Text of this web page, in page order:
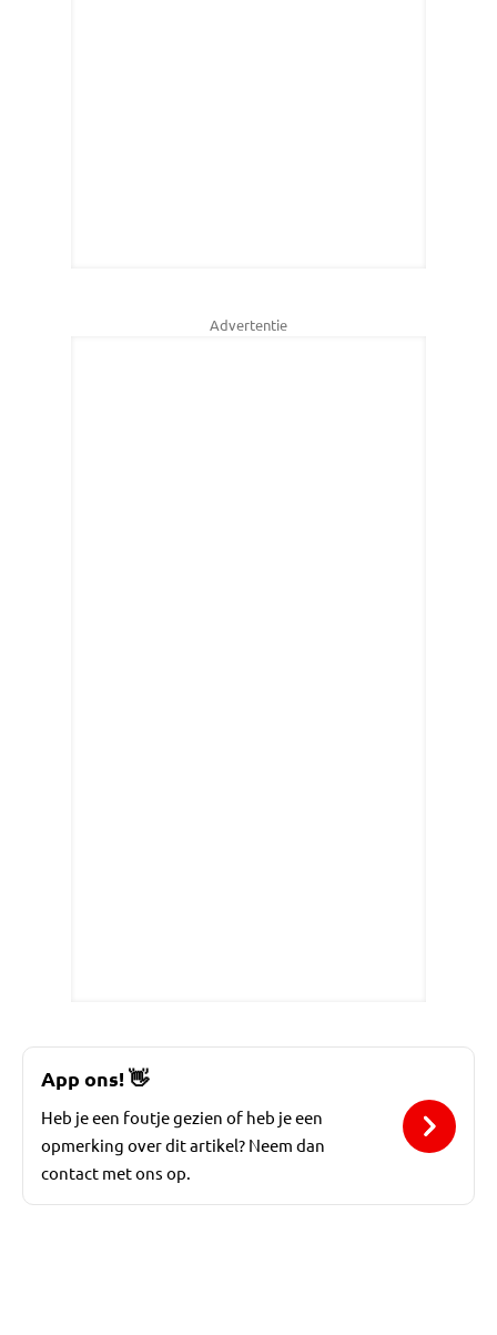
Advertentie
App ons!👋
Heb je een foutje gezien of heb je een
opmerking over dit artikel? Neem dan
contact met ons op.